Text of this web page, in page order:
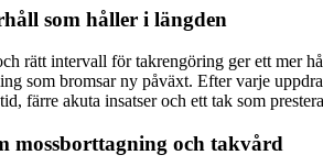
som håller i längden
rätt intervall för takrengöring ger ett mer
som bromsar ny påväxt. Efter varje
färre akuta insatser och ett tak som
mossborttagning och takvård